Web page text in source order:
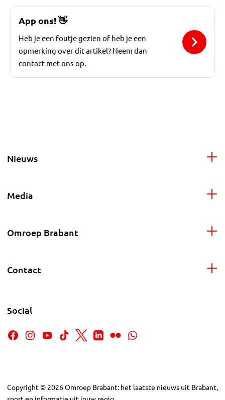
App ons!👋
Heb je een foutje gezien of heb je een
opmerking over dit artikel? Neem dan
contact met ons op.
Nieuws
Media
Omroep Brabant
Contact
Social
Copyright © 2026Omroep Brabant: het laatste nieuws uit Brabant,